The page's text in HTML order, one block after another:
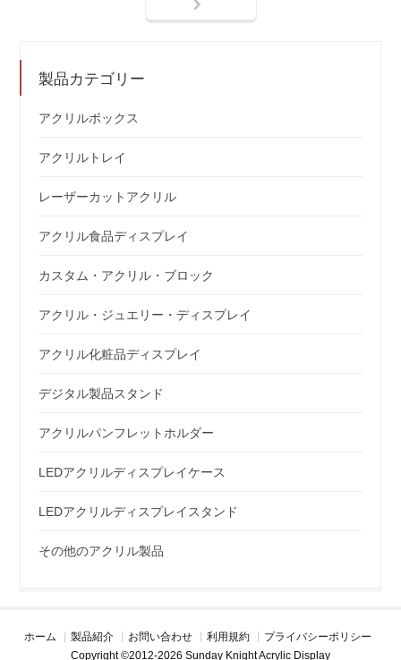
製品カテゴリー
アクリルボックス
アクリルトレイ
レーザーカットアクリル
アクリル食品ディスプレイ
カスタム・アクリル・ブロック
アクリル・ジュエリー・ディスプレイ
アクリル化粧品ディスプレイ
デジタル製品スタンド
アクリルパンフレットホルダー
LEDアクリルディスプレイケース
LEDアクリルディスプレイスタンド
その他のアクリル製品
ホーム 製品紹介 お問い合わせ 利用規約
プライバシーポリシー
Copyright ©2012-2026 Sunday Knight Acrylic Display